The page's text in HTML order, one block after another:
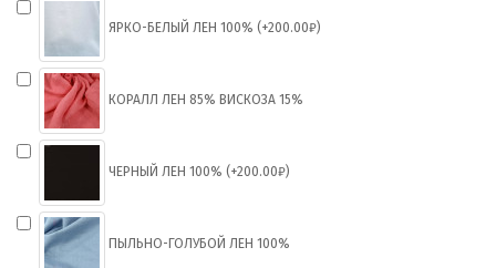
ЯРКО-БЕЛЫЙ ЛЕН 100% (+200.00₽)
КОРАЛЛ ЛЕН 85% ВИСКОЗА 15%
ЧЕРНЫЙ ЛЕН 100% (+200.00₽)
ПЫЛЬНО-ГОЛУБОЙ ЛЕН 100%